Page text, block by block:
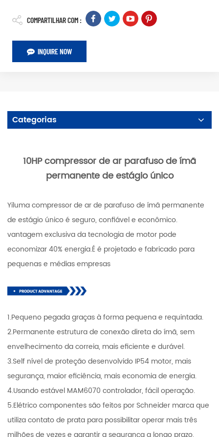
COMPARTILHAR COM :
INQUIRE NOW
Categorias
10HP compressor de ar parafuso de ímã
permanente de estágio único
Yiluma compressor de ar de parafuso de ímã permanente
de estágio único é seguro, confiável e econômico.
vantagem exclusiva da tecnologia de motor pode
economizar 40% energia.É é projetado e fabricado para
pequenas e médias empresas
1.Pequeno pegada graças à forma pequena e requintada.
2.Permanente estrutura de conexão direta do ímã, sem
envelhecimento da correia, mais eficiente e durável.
3.Self nível de proteção desenvolvido IP54 motor, mais
segurança, maior eficiência, mais economia de energia.
4.Usando estável MAM6070 controlador, fácil operação.
5.Elétrico componentes são feitos por Schneider marca que
utiliza contato de prata para possibilitar operar mais três
milhões de vezes e garantir a segurança a longo prazo.